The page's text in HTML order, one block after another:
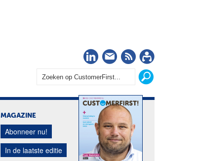
LinkedIn
Nieuwsbrief
RSS
MAGAZINE
Abonneer nu!
In de laatste editie